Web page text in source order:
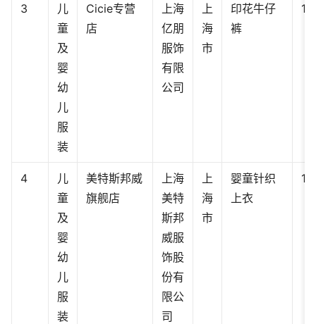
3
儿
童
及
婴
幼
儿
服
装
Cicie专营
店
上海
亿朋
服饰
有限
公司
上
海
市
印花牛仔
裤
4
儿
童
及
婴
幼
儿
服
装
美特斯邦威
旗舰店
上海
美特
斯邦
威服
饰股
份有
限公
司
上
海
市
婴童针织
上衣